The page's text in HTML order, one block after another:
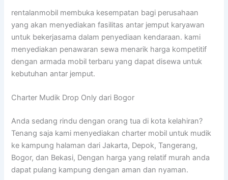
rentalanmobil membuka kesempatan bagi perusahaan
yang akan menyediakan fasilitas antar jemput karyawan
untuk bekerjasama dalam penyediaan kendaraan. kami
menyediakan penawaran sewa menarik harga kompetitif
dengan armada mobil terbaru yang dapat disewa untuk
kebutuhan antar jemput.
Charter Mudik Drop Only dari Bogor
Anda sedang rindu dengan orang tua di kota kelahiran?
Tenang saja kami menyediakan charter mobil untuk mudik
ke kampung halaman dari Jakarta, Depok, Tangerang,
Bogor, dan Bekasi, Dengan harga yang relatif murah anda
dapat pulang kampung dengan aman dan nyaman.